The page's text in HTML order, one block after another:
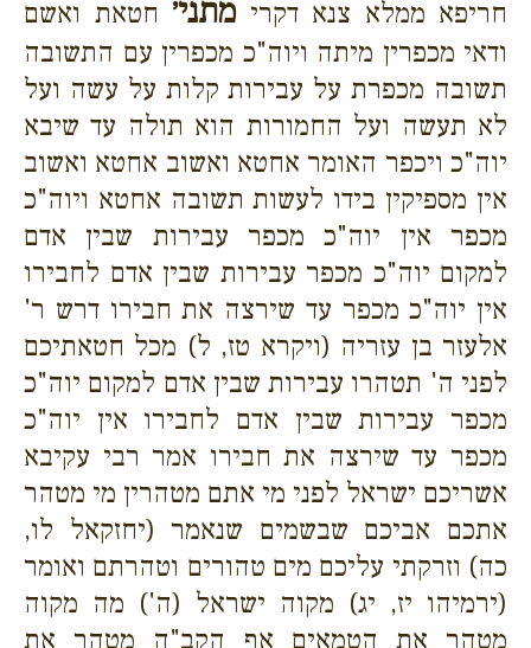
חריפא ממלא צנא דקרימתני׳ חטאת ואשם
ודאי מכפרין מיתה ויוה"כ מכפרין עם התשובה
תשובה מכפרת על עבירות קלות על עשה ועל
לא תעשה ועל החמורות הוא תולה עד שיבא
יוה"כ ויכפר האומר אחטא ואשוב אחטא ואשוב
אין מספיקין בידו לעשות תשובה אחטא ויוה"כ
מכפר אין יוה"כ מכפר עבירות שבין אדם
למקום יוה"כ מכפר עבירות שבין אדם לחבירו
אין יוה"כ מכפר עד שירצה את חבירו דרש ר'
אלעזר בן עזריה (ויקרא טז, ל) מכל חטאתיכם
לפני ה' תטהרו עבירות שבין אדם למקום יוה"כ
מכפר עבירות שבין אדם לחבירו אין יוה"כ
מכפר עד שירצה את חבירו אמר רבי עקיבא
אשריכם ישראל לפני מי אתם מטהרין מי מטהר
אתכם אביכם שבשמים שנאמר (יחזקאל לו,
כה) וזרקתי עליכם מים טהורים וטהרתם ואומר
(ירמיהו יז, יג) מקוה ישראל (ה') מה מקוה
מטהר את הטמאים אף הקב"ה מטהר את